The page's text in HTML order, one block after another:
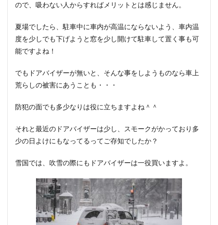
ので、吸わない人からすればメリットとは感じません。
夏場でしたら、駐車中に車内が高温にならないよう、車内温
度を少しでも下げようと窓を少し開けて駐車して置く事も可
能ですよね！
でもドアバイザーが無いと、そんな事をしようものなら車上
荒らしの被害にあうことも・・・
防犯の面でも多少なりは役に立ちますよね＾＾
それと最近のドアバイザーは少し、スモークがかっており多
少の日よけにもなってるってご存知でしたか？
雪国では、吹雪の際にもドアバイザーは一役買いますよ。